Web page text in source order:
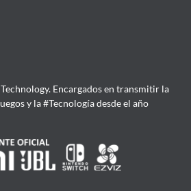
Encargados en transmitir la
y la #Tecnología desde el año